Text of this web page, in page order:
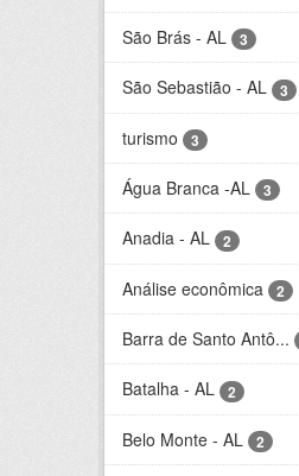
São Brás - AL 3
São Sebastião - AL 3
turismo 3
Água Branca -AL 3
Anadia - AL 2
Análise econômica 2
Barra de Santo Antô...
Batalha - AL 2
Belo Monte - AL 2